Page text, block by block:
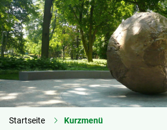
Startseite Kurzmenü